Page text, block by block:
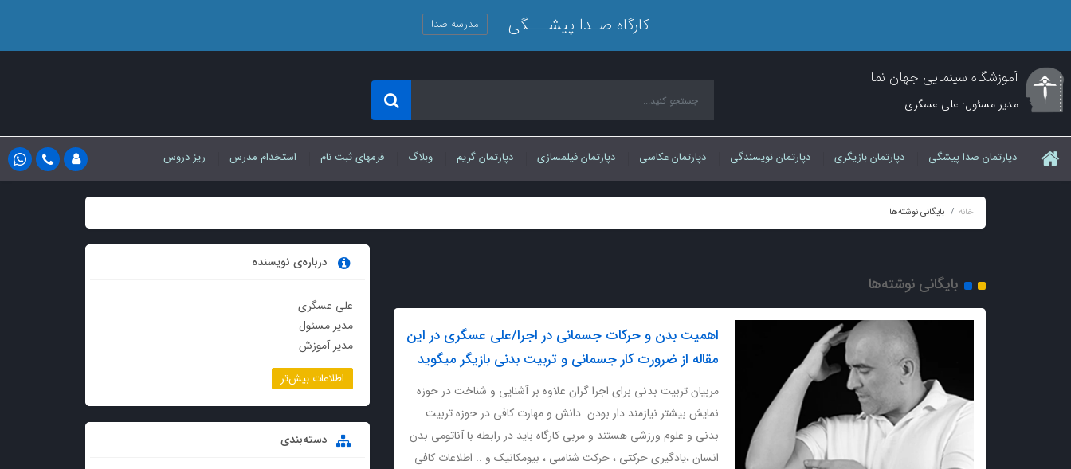
کارگاه صـدا پیشـــگی مدرسه صدا
آموزشگاه سینمایی جهان نما
مدیر مسئول: علی عسگری
دپارتمان صدا پیشگی دپارتمان بازیگری دپارتمان نویسندگی دپارتمان عکاسی دپارتمان فیلمسازی دپارتمان گریم وبلاگ فرمهای ثبت نام استخدام مدرس ریز دروس
خانه بایگانی نوشته‌ها
بایگانی نوشته‌ها
اهمیت بدن و حرکات جسمانی در اجرا/علی عسگری در این
مقاله از ضرورت کار جسمانی و تربیت بدنی بازیگر میگوید
مربیان تربیت بدنی برای اجرا گران علاوه بر آشنایی و شناخت در حوزه
نمایش بیشتر نیازمند دار بودن دانش و مهارت کافی در حوزه تربیت
بدنی و علوم ورزشی هستند و مربی کارگاه باید در رابطه با آناتومی بدن
انسان ،یادگیری حرکتی ، حرکت شناسی ، بیومکانیک و .. اطلاعات کافی
درباره‌ی نویسنده
علی عسگری
مدیر مسئول
مدیر آموزش
اطلاعات بیش‌تر
دسته‌بندی